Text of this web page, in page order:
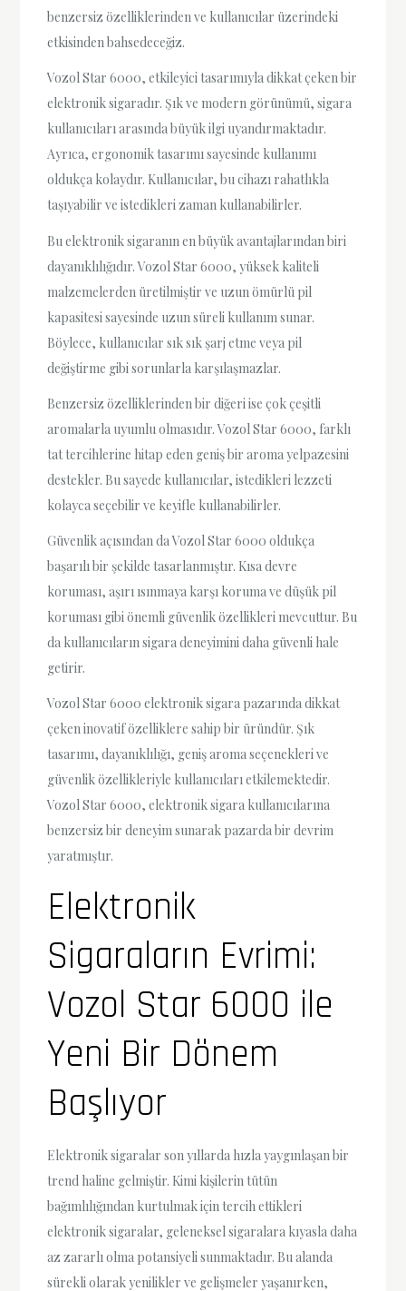
benzersiz özelliklerinden ve kullanıcılar üzerindeki
etkisinden bahsedeceğiz.
Vozol Star 6000, etkileyici tasarımıyla dikkat çeken bir
elektronik sigaradır. Şık ve modern görünümü, sigara
kullanıcıları arasında büyük ilgi uyandırmaktadır.
Ayrıca, ergonomik tasarımı sayesinde kullanımı
oldukça kolaydır. Kullanıcılar, bu cihazı rahatlıkla
taşıyabilir ve istedikleri zaman kullanabilirler.
Bu elektronik sigaranın en büyük avantajlarından biri
dayanıklılığıdır. Vozol Star 6000, yüksek kaliteli
malzemelerden üretilmiştir ve uzun ömürlü pil
kapasitesi sayesinde uzun süreli kullanım sunar.
Böylece, kullanıcılar sık sık şarj etme veya pil
değiştirme gibi sorunlarla karşılaşmazlar.
Benzersiz özelliklerinden bir diğeri ise çok çeşitli
aromalarla uyumlu olmasıdır. Vozol Star 6000, farklı
tat tercihlerine hitap eden geniş bir aroma yelpazesini
destekler. Bu sayede kullanıcılar, istedikleri lezzeti
kolayca seçebilir ve keyifle kullanabilirler.
Güvenlik açısından da Vozol Star 6000 oldukça
başarılı bir şekilde tasarlanmıştır. Kısa devre
koruması, aşırı ısınmaya karşı koruma ve düşük pil
koruması gibi önemli güvenlik özellikleri mevcuttur. Bu
da kullanıcıların sigara deneyimini daha güvenli hale
getirir.
Vozol Star 6000 elektronik sigara pazarında dikkat
çeken inovatif özelliklere sahip bir üründür. Şık
tasarımı, dayanıklılığı, geniş aroma seçenekleri ve
güvenlik özellikleriyle kullanıcıları etkilemektedir.
Vozol Star 6000, elektronik sigara kullanıcılarına
benzersiz bir deneyim sunarak pazarda bir devrim
yaratmıştır.
Elektronik
Sigaraların Evrimi:
Vozol Star 6000 ile
Yeni Bir Dönem
Başlıyor
Elektronik sigaralar son yıllarda hızla yaygınlaşan bir
trend haline gelmiştir. Kimi kişilerin tütün
bağımlılığından kurtulmak için tercih ettikleri
elektronik sigaralar, geleneksel sigaralara kıyasla daha
az zararlı olma potansiyeli sunmaktadır. Bu alanda
sürekli olarak yenilikler ve gelişmeler yaşanırken,